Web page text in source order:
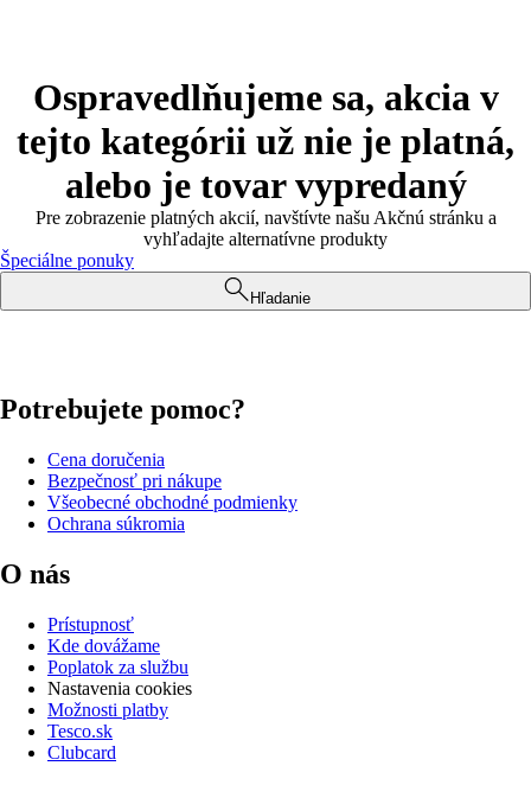
Ospravedlňujeme sa, akcia v
tejto kategórii už nie je platná,
alebo je tovar vypredaný
Pre zobrazenie platných akcií, navštívte našu Akčnú stránku a
vyhľadajte alternatívne produkty
Špeciálne ponuky
Hľadanie
Potrebujete pomoc?
Cena doručenia
Bezpečnosť pri nákupe
Všeobecné obchodné podmienky
Ochrana súkromia
O nás
Prístupnosť
Kde dovážame
Poplatok za službu
Nastavenia cookies
Možnosti platby
Tesco.sk
Clubcard